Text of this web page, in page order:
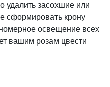
удалить засохшие или
сформировать крону
освещение всех
вашим розам цвести